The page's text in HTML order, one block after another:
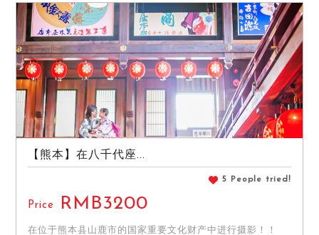
【熊本】在八千代座...
5 People tried!
Price RMB3200
在位于熊本县山鹿市的国家重要文化财产中进行摄影！！